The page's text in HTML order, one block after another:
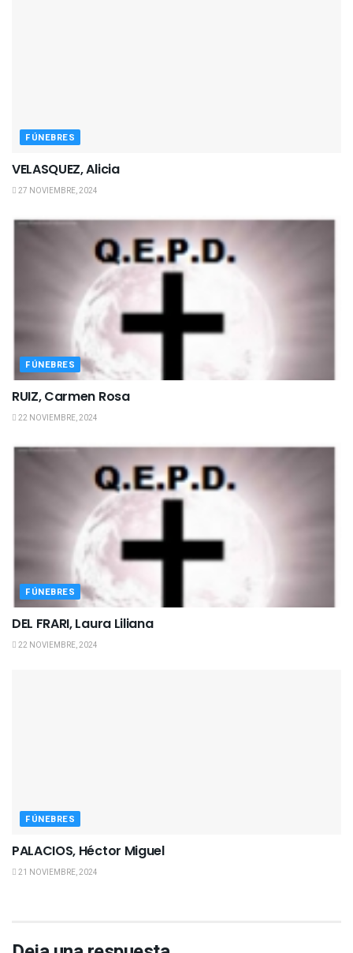
FÚNEBRES
VELASQUEZ, Alicia
27 NOVIEMBRE, 2024
FÚNEBRES
RUIZ, Carmen Rosa
22 NOVIEMBRE, 2024
FÚNEBRES
DEL FRARI, Laura Liliana
22 NOVIEMBRE, 2024
FÚNEBRES
PALACIOS, Héctor Miguel
21 NOVIEMBRE, 2024